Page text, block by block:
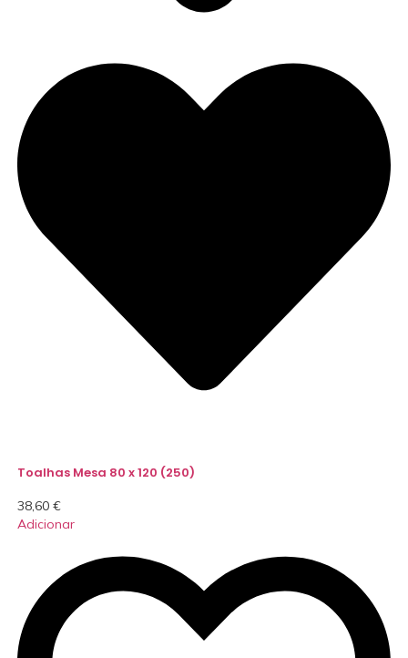
Toalhas Mesa 80 x 120 (250)
38,60 €
Adicionar